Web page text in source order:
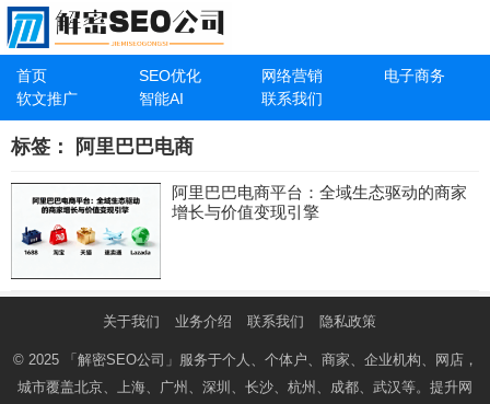
首页 SEO优化 网络营销
电子商务
软文推广
智能AI 联系我们
标签： 阿里巴巴电商
阿里巴巴电商平台：全域生态驱动的商家
增长与价值变现引擎
关于我们 业务介绍 联系我们 隐私政策
© 2025 「解密SEO公司」 服务于个人、个体户、商家、企业机构、网店，
城市覆盖北京、上海、广州、深圳、长沙、杭州、成都、武汉等。提升网